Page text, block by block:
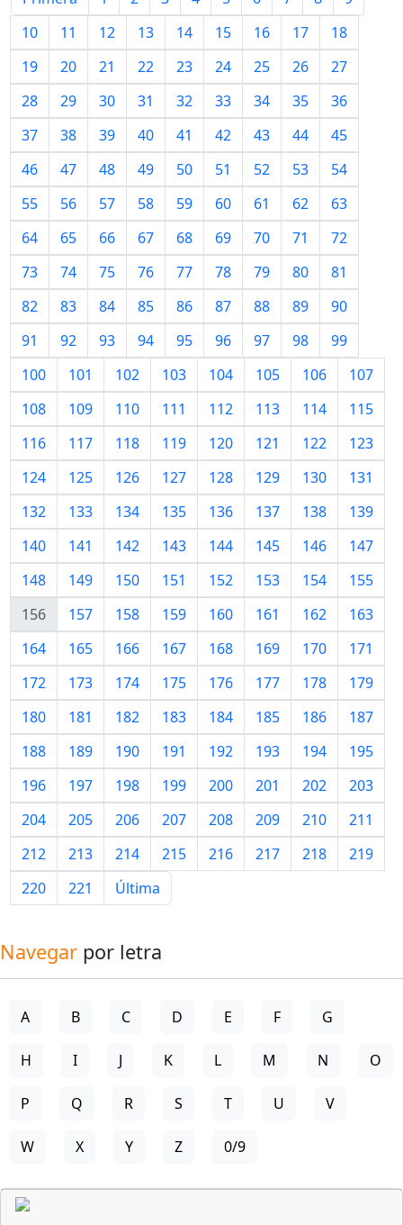
10
11 12 13 14 15 16 17
18
19
20 21 22 23 24 25 26
27
28
29 30 31 32 33 34 35
36
37
38 39 40 41 42 43 44
45
46
47 48 49 50 51 52 53
54
55
56 57 58 59 60 61 62
63
64
65 66 67 68 69 70 71
72
73
74 75 76 77 78 79 80
81
82
83 84 85 86 87 88 89
90
91
92 93 94 95 96 97 98
99
100
101 102 103 104 105 106
107
108
109 110 111 112 113 114
115
116
117 118 119 120 121 122
123
124
125 126 127 128 129 130
131
132
133 134 135 136 137 138
139
140
141 142 143 144 145 146
147
148
149 150 151 152 153 154
155
156
157 158 159 160 161 162
163
164
165 166 167 168 169 170
171
172
173 174 175 176 177 178
179
180
181 182 183 184 185 186
187
188
189 190 191 192 193 194
195
196
197 198 199 200 201 202
203
204
205 206 207 208 209 210
211
212
213 214 215 216 217 218
219
220
221 Última
Navegar por letra
A B C D E F G
H I J K L M N O
P Q R S T U V
W X Y Z 0/9